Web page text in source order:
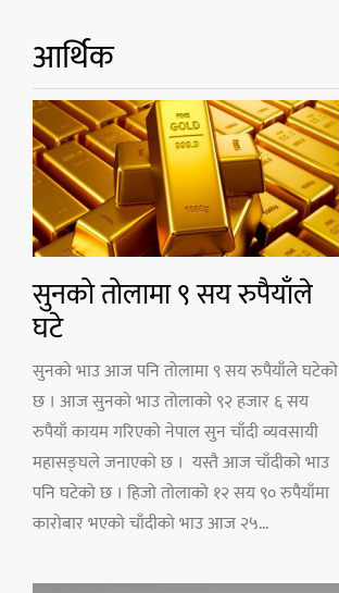
आर्थिक
सुनको तोलामा ९ सय रुपैयाँले
घटे
सुनको भाउ आज पनि तोलामा ९ सय रुपैयाँले घटेको
छ । आज सुनको भाउ तोलाको ९२ हजार ६ सय
रुपैयाँ कायम गरिएको नेपाल सुन चाँदी व्यवसायी
महासङ्घले जनाएको छ । यस्तै आज चाँदीको भाउ
पनि घटेको छ । हिजो तोलाको १२ सय ९० रुपैयाँमा
कारोबार भएको चाँदीको भाउ आज २५...